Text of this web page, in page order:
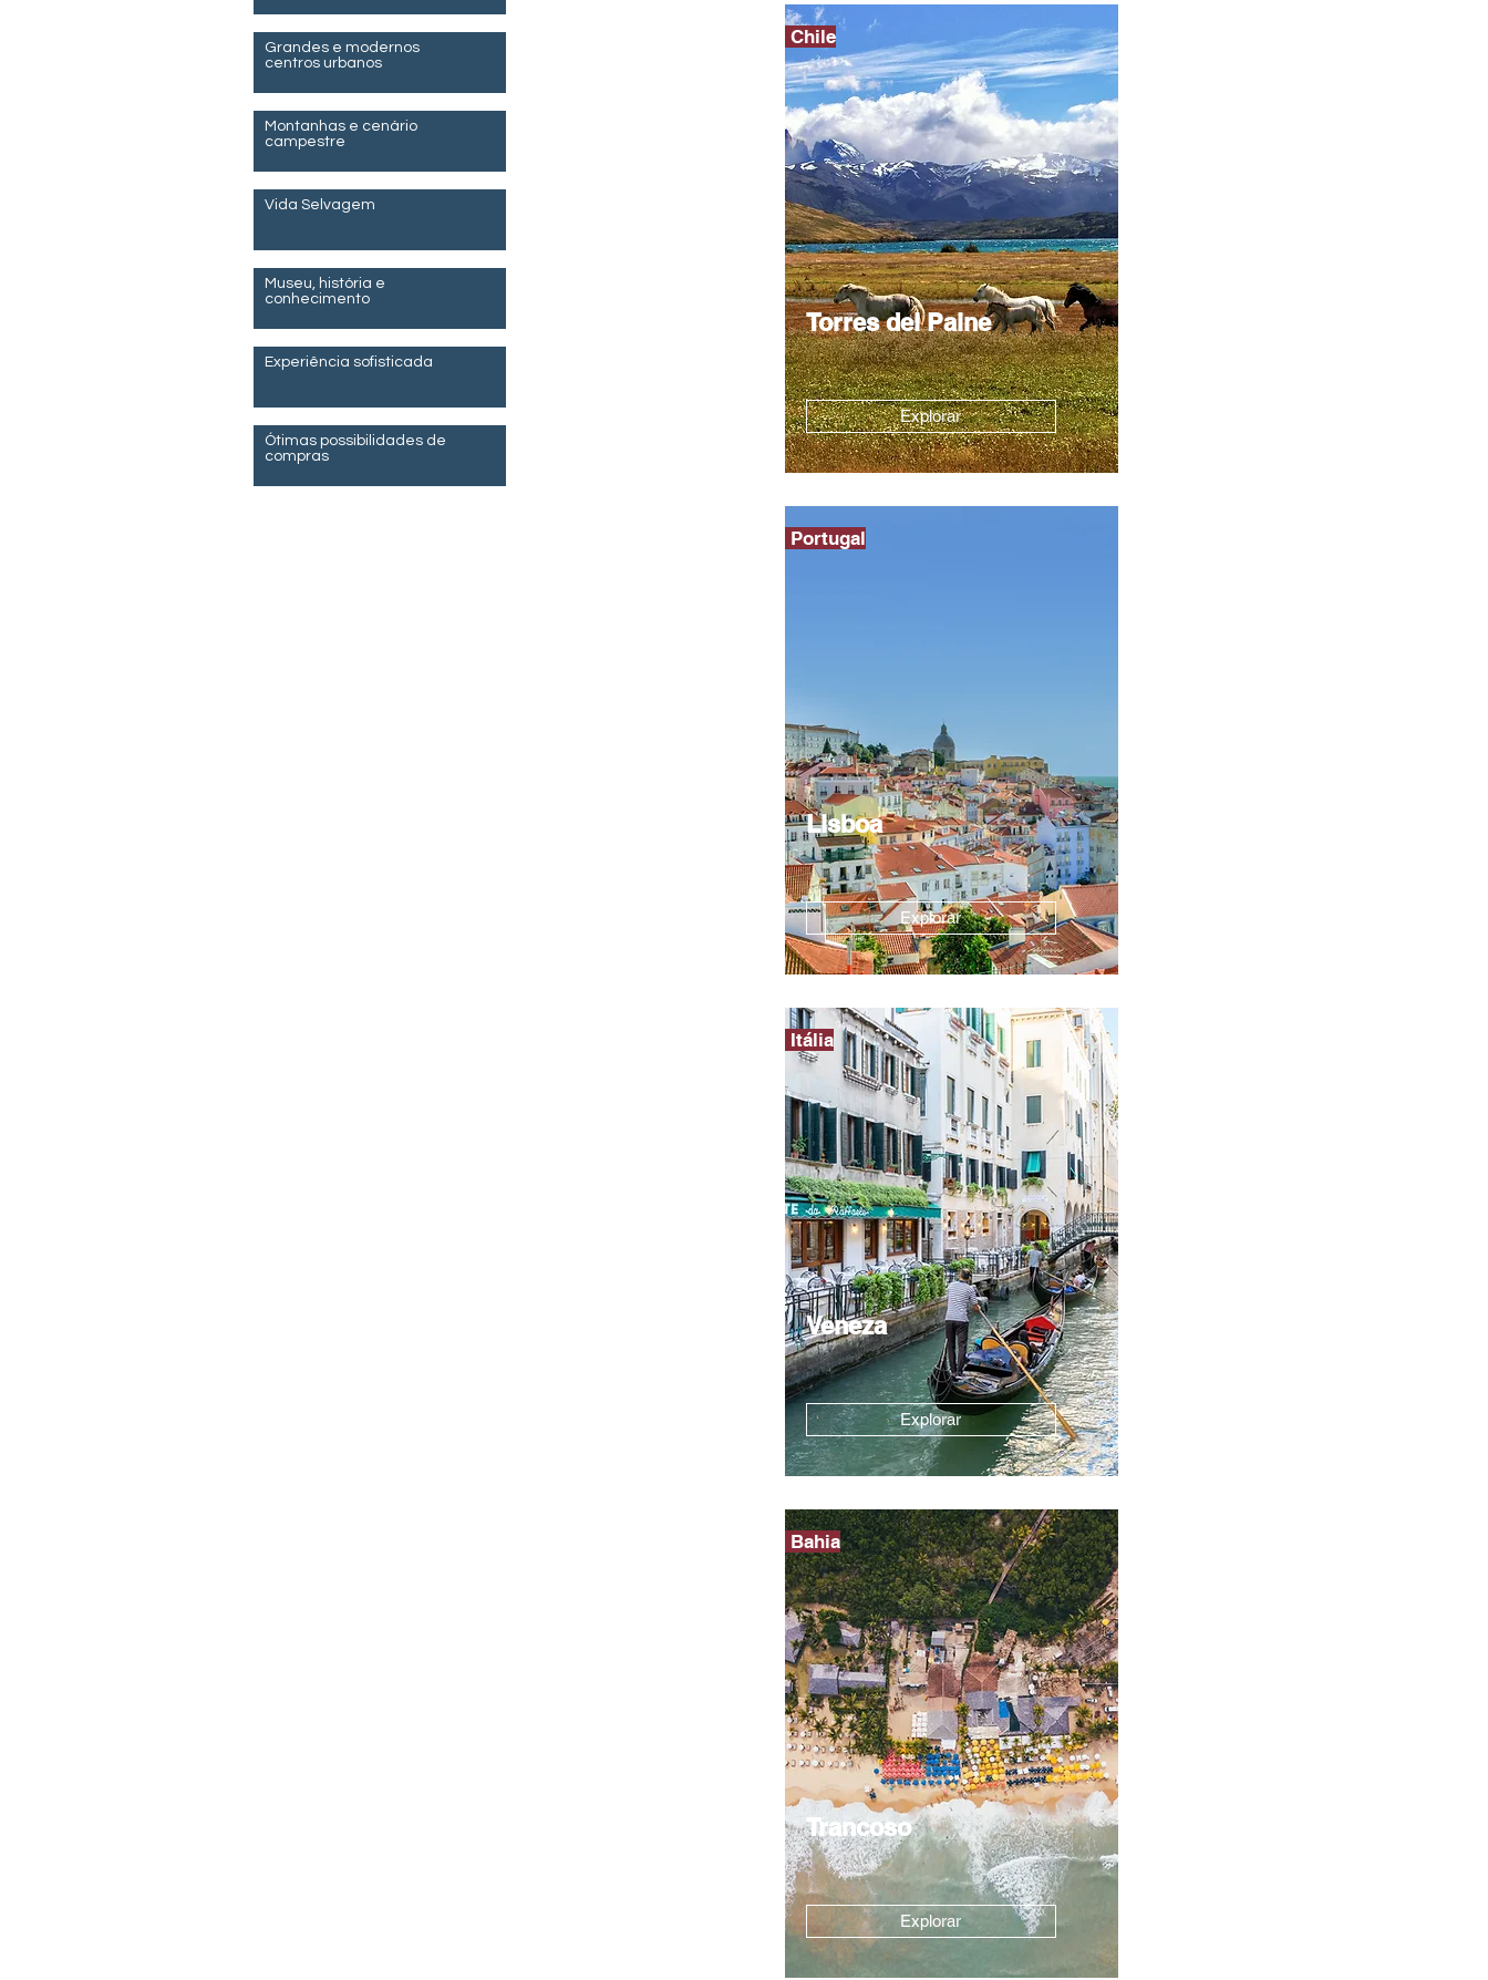
Grandes e modernos
centros urbanos
Montanhas e cenário
campestre
Vida Selvagem
Museu, história e
conhecimento
Experiência sofisticada
Ótimas possibilidades de
compras
Chile
Torres del Paine
Explorar
Portugal
Lisboa
Explorar
Itália
Veneza
Explorar
Bahia
Trancoso
Explorar